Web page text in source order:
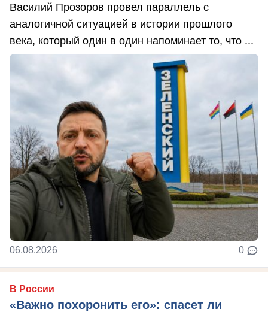
Василий Прозоров провел параллель с
аналогичной ситуацией в истории прошлого
века, который один в один напоминает то, что ...
06.08.2026 0
В России
«Важно похоронить его»: спасет ли